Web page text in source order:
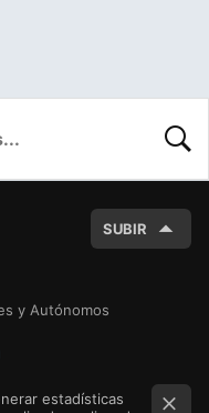
SUBIR
y Autónomos
estadísticas